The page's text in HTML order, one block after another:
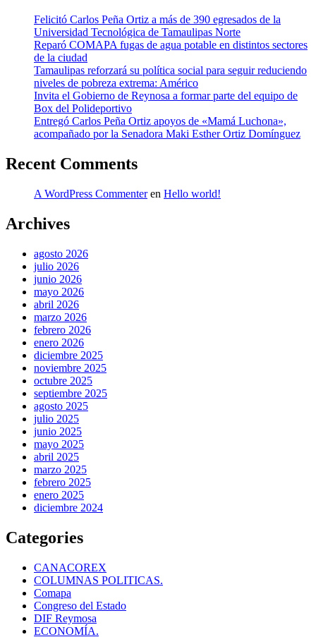
Felicitó Carlos Peña Ortiz a más de 390 egresados de la
Universidad Tecnológica de Tamaulipas Norte
Reparó COMAPA fugas de agua potable en distintos sectores
de la ciudad
Tamaulipas reforzará su política social para seguir reduciendo
niveles de pobreza extrema: Américo
Invita el Gobierno de Reynosa a formar parte del equipo de
Box del Polideportivo
Entregó Carlos Peña Ortiz apoyos de «Mamá Luchona»,
acompañado por la Senadora Maki Esther Ortiz Domínguez
Recent Comments
A WordPress Commenteren Hello world!
Archives
agosto 2026
julio 2026
junio 2026
mayo 2026
abril 2026
marzo 2026
febrero 2026
enero 2026
diciembre 2025
noviembre 2025
octubre 2025
septiembre 2025
agosto 2025
julio 2025
junio 2025
mayo 2025
abril 2025
marzo 2025
febrero 2025
enero 2025
diciembre 2024
Categories
CANACOREX
COLUMNAS POLITICAS.
Comapa
Congreso del Estado
DIF Reymosa
ECONOMÍA.